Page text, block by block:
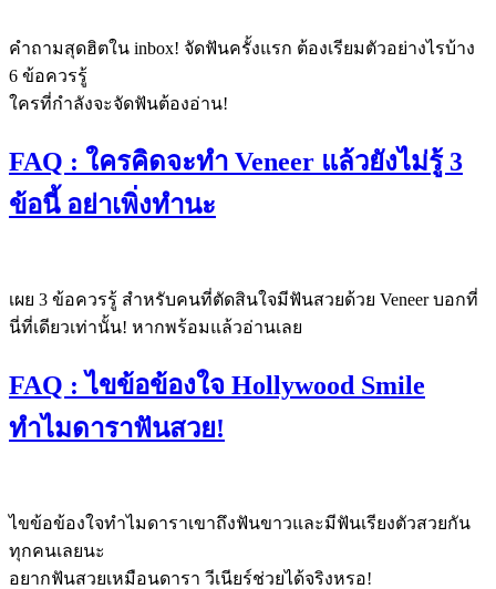
คำถามสุดฮิตใน inbox! จัดฟันครั้งแรก ต้องเรียมตัวอย่างไรบ้าง
6 ข้อควรรู้
ใครที่กำลังจะจัดฟันต้องอ่าน!
FAQ : ใครคิดจะทำ Veneer แล้วยังไม่รู้ 3
ข้อนี้ อย่าเพิ่งทำนะ
เผย 3 ข้อควรรู้ สำหรับคนที่ตัดสินใจมีฟันสวยด้วย Veneer บอกที่
นี่ที่เดียวเท่านั้น! หากพร้อมแล้วอ่านเลย
FAQ : ไขข้อข้องใจ Hollywood Smile
ทำไมดาราฟันสวย!
ไขข้อข้องใจทำไมดาราเขาถึงฟันขาวและมีฟันเรียงตัวสวยกัน
ทุกคนเลยนะ
อยากฟันสวยเหมือนดารา วีเนียร์ช่วยได้จริงหรอ!